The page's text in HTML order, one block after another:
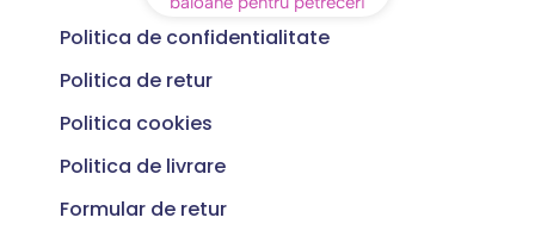
Politica de confidentialitate
Politica de retur
Politica cookies
Politica de livrare
Formular de retur